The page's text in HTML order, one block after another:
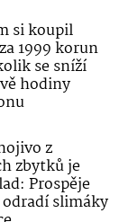
si koupil
1999 korun
se sníží
hodiny
z
zbytků je
Prospěje
slimáky